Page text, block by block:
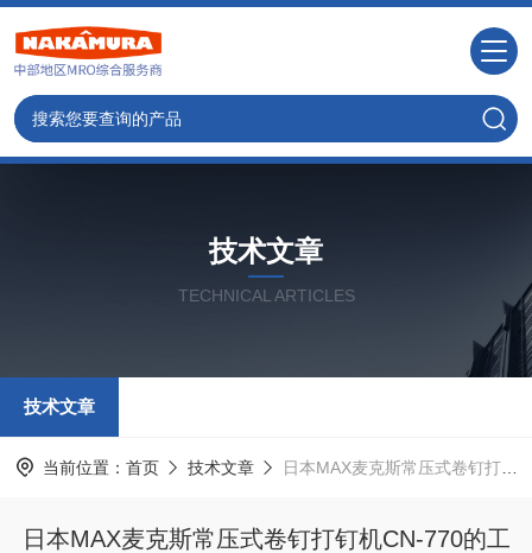
技术文章
TECHNICAL ARTICLES
技术文章
当前位置： 首页 技术文章 日本MAX麦克斯常压式卷钉打钉机CN-770的工作原理
日本MAX麦克斯常压式卷钉打钉机CN-770的工